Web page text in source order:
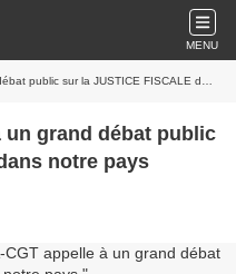
MENU
sur la JUSTICE FISCALE dans notre pays
un grand débat public
notre pays